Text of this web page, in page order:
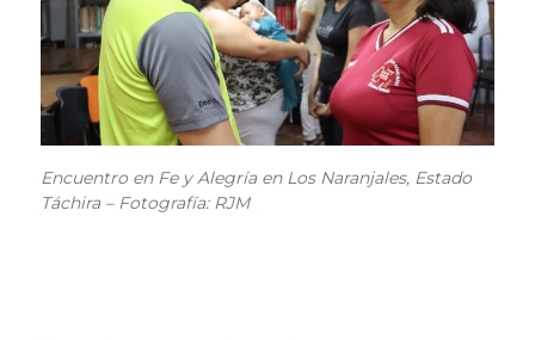
Encuentro en Fe y Alegría en Los Naranjales, Estado
Táchira – Fotografía: RJM